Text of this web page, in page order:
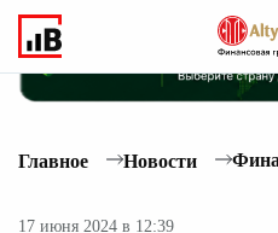
Главное Новости
17 июня 2024 в 12:39